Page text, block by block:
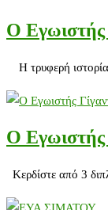
Ο Εγωιστής
Η τρυφερή
Ο Εγωιστής
Κερδίστε από 3